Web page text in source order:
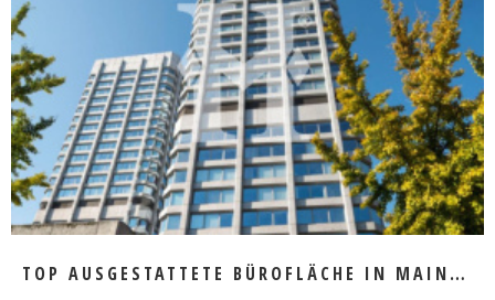
MEHR ERFAHREN
TOP AUSGESTATTETE BÜROFLÄCHE IN MAINZ ZU VERMIETEN